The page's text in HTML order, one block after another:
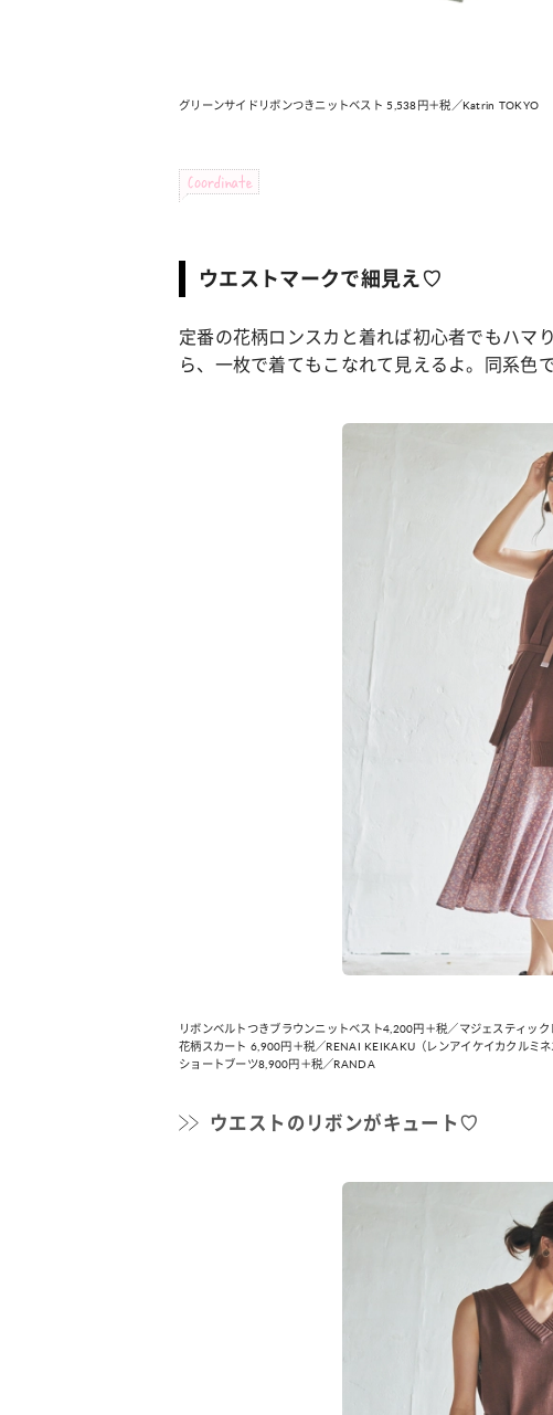
グリーンサイドリボンつきニットベスト 5,538円＋税／Katrin TOKYO
Coordinate
ウエストマークで細見え♡
定番の花柄ロンスカと着れば初心者でもハマ
ら、一枚で着てもこなれて見えるよ。同系色
リボンベルトつきブラウンニットベスト4,200円＋税／マジェスティッ
花柄スカート 6,900円＋税／RENAI KEIKAKU（レンアイケイカクルミ
ショートブーツ8,900円＋税／RANDA
ウエストのリボンがキュート♡